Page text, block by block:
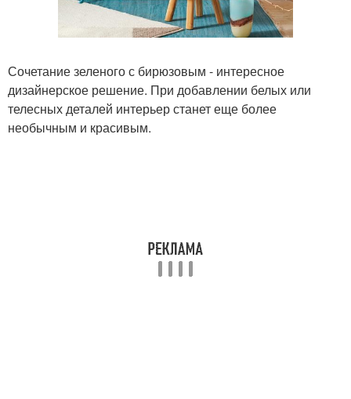
Сочетание зеленого с бирюзовым - интересное
дизайнерское решение. При добавлении белых или
телесных деталей интерьер станет еще более
необычным и красивым.